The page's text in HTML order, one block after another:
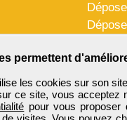
permettent
les cookies sur son
ce site, vous acceptez
pour vous